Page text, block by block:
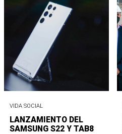
VIDA SOCIAL
LANZAMIENTO DEL
SAMSUNG S22 Y TAB8